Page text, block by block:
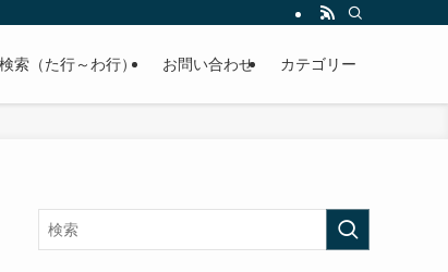
校・大学の偏差値まで紹介していきます。
索（た行～わ行） お問い合わせ カテゴリー